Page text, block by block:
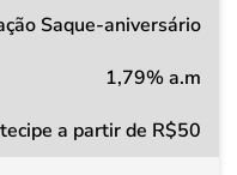
Saque-aniversário
1,79% a.m
a partir de R$50